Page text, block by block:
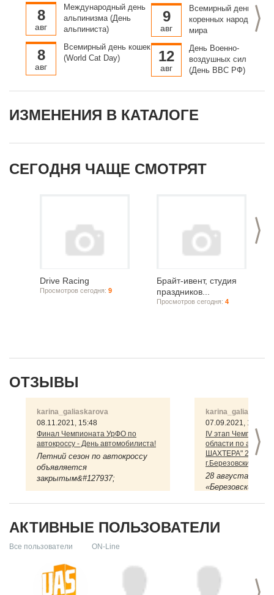
>
8
авг
Международный день
альпинизма (День
альпиниста)
8
авг
Всемирный день кошек
(World Cat Day)
русского флота под
командованием Петра
Первого над шведами
у мыса Гангут
9
авг
Всемирный день
коренных народов
мира
12
авг
День Военно-
воздушных сил
(День ВВС РФ)
ИЗМЕНЕНИЯ В КАТАЛОГЕ
СЕГОДНЯ ЧАЩЕ СМОТРЯТ
>
Drive Racing
Просмотров сегодня: 9
Брайт-ивент, студия
праздников...
Просмотров сегодня: 4
ОТЗЫВЫ
>
karina_galiaskarova
08.11.2021, 15:48
Финал Чемпионата УрФО по
автокроссу - День автомобилиста!
Летний сезон по автокроссу
объявляется
закрытым&#127937;
заключительный этап
чемпионата и ...
07.09.2021, 13:36
IV этап
области по
ШАХТЕРА" 28
г.Березовский
28 августа на
«Березовский»
области по
кроссу.
АКТИВНЫЕ ПОЛЬЗОВАТЕЛИ
Все пользователи ON-Line
>